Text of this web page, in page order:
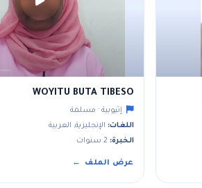
WOYITU BUTA TIBESO
إثيوبية · مسلمة
اللغات: الإنجليزية, العربية
الخبرة:
عرض الملف